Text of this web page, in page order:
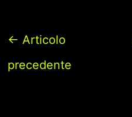
← Articolo
precedente